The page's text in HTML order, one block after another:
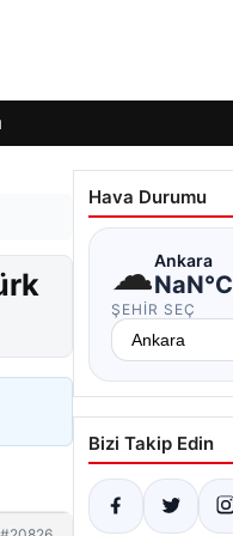
Hava Durumu
☁Ankara
NaN°C
ŞEHIR SEÇ
Bizi Takip Edin